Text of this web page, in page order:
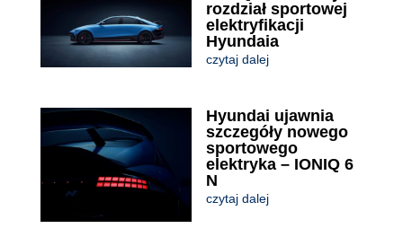
rozdział sportowej
elektryfikacji
Hyundaia
czytaj dalej
Hyundai ujawnia
szczegóły nowego
sportowego
elektryka – IONIQ 6
N
czytaj dalej